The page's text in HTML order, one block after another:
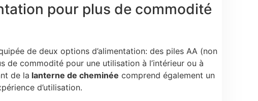
pour plus de commodité
de deux options d’alimentation: des piles AA (non
de commodité pour une utilisation à l’intérieur ou à
de la lanterne de cheminée comprend également un
d’utilisation.